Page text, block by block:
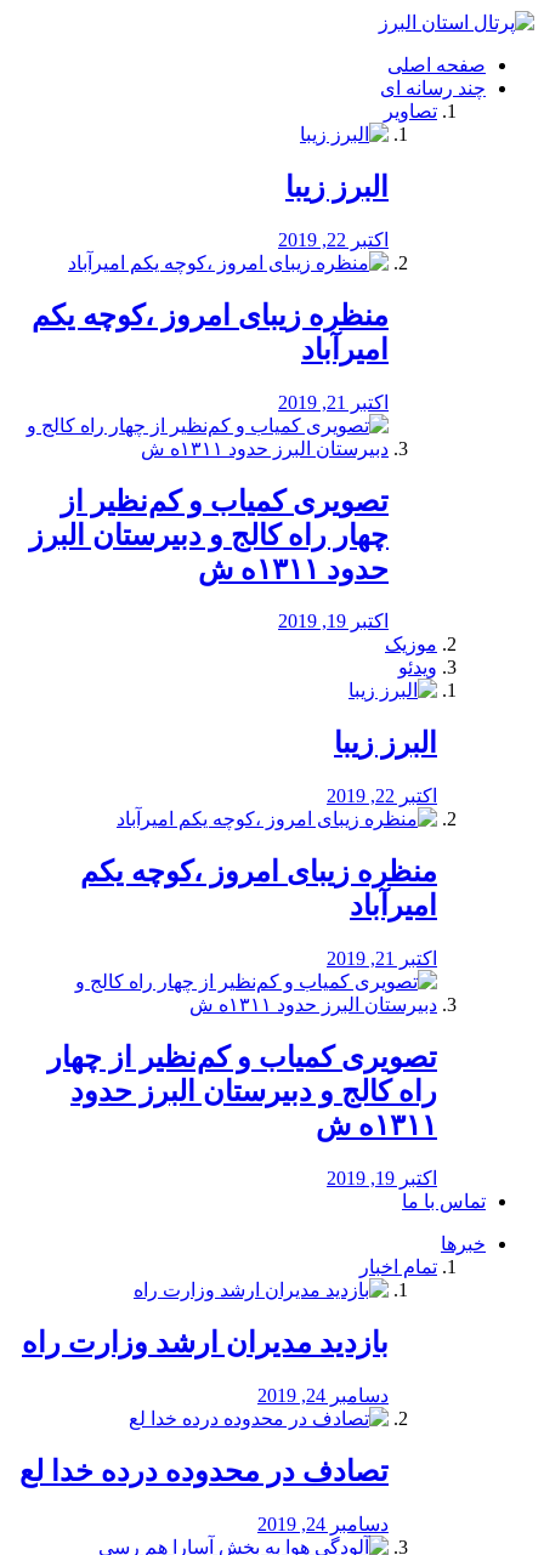
فصد
شرق
تهران
خشکشویی
صفحه اصلی
چند رسانه ای
تصاویر
البرز زیبا
اکتبر 22, 2019
منظره‌‌ زیبای امروز ،کوچه یکم
امیرآباد
اکتبر 21, 2019
️تصویری کمیاب و کم‌نظیر از
چهار راه كالج و دبيرستان البرز
حدود ۱۳۱۱ه ش
اکتبر 19, 2019
موزیک
ویدئو
البرز زیبا
اکتبر 22, 2019
منظره‌‌ زیبای امروز ،کوچه یکم
امیرآباد
اکتبر 21, 2019
️تصویری کمیاب و کم‌نظیر از چهار
راه كالج و دبيرستان البرز حدود
۱۳۱۱ه ش
اکتبر 19, 2019
تماس با ما
خبرها
تمام اخبار
بازدید مدیران ارشد وزارت راه
دسامبر 24, 2019
تصادف در محدوده درده خدا لع
دسامبر 24, 2019